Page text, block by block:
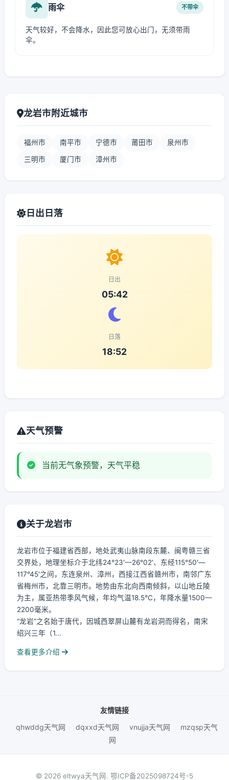
雨伞 不带伞
天气较好，不会降水，因此您可放心出门，无须带雨
伞。
龙岩市附近城市
福州市 南平市 宁德市 莆田市 泉州市
三明市 厦门市 漳州市
日出日落
日出
05:42
日落
18:52
天气预警
当前无气象预警，天气平稳
关于龙岩市
龙岩市位于福建省西部，地处武夷山脉南段东麓、闽粤赣三省
交界处，地理坐标介于北纬24°23′—26°02′、东经115°50′—
117°45′之间，东连泉州、漳州，西接江西省赣州市，南邻广东
省梅州市，北靠三明市。地势由东北向西南倾斜，以山地丘陵
为主，属亚热带季风气候，年均气温18.5℃，年降水量1500—
2200毫米。
“龙岩”之名始于唐代，因城西翠屏山麓有龙岩洞而得名，南宋
绍兴三年（1...
查看更多介绍
友情链接
qhwddg天气网
dqxxd天气网 vnujja天气网
mzqsp天气
网
© 2026 eltwya天气网. 鄂ICP备2025098724号-5